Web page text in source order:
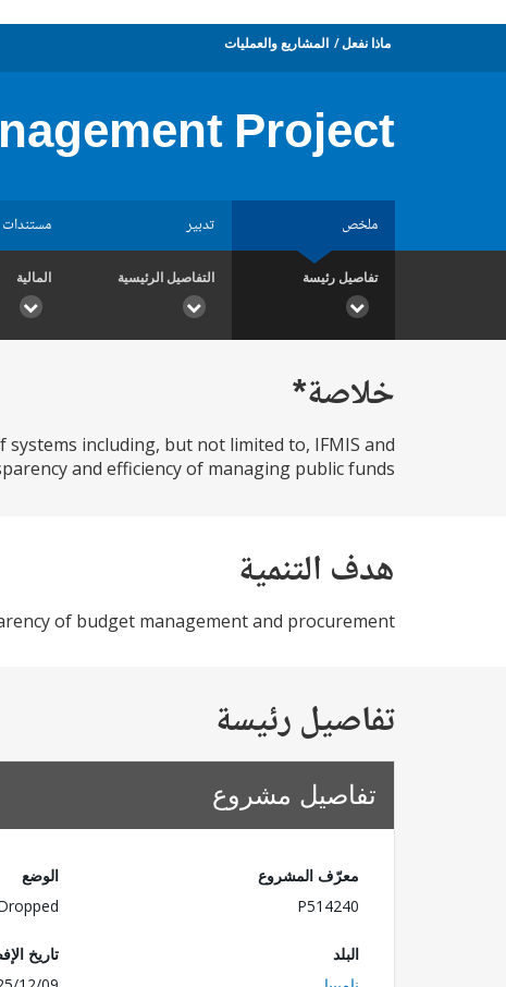
ماذا نفعل المشاريع والعمليات
Project
ملخص تدبير مستندات
تفاصيل رئيسة التفاصيل الرئيسية المالية
خلاصة*
including, but not limited to, IFMIS and
and efficiency of managing public funds.
هدف التنمية
of budget management and procurement
تفاصيل رئيسة
تفاصيل مشروع
معرّف المشروع
P514240
الوضع
البلد
تاريخ